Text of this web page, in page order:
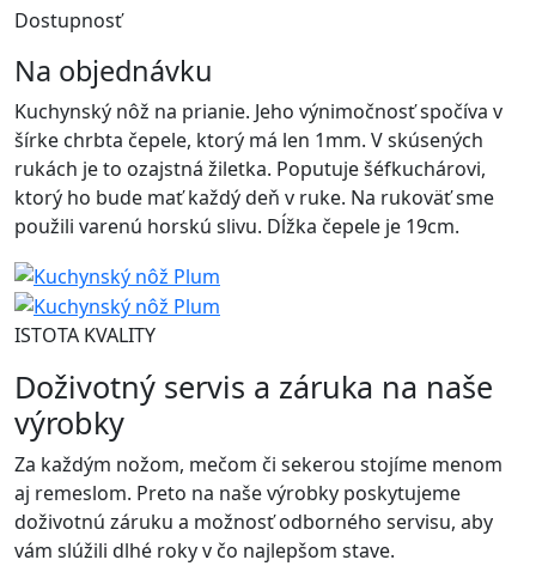
Dostupnosť
Na objednávku
Kuchynský nôž na prianie. Jeho výnimočnosť spočíva v
šírke chrbta čepele, ktorý má len 1mm. V skúsených
rukách je to ozajstná žiletka. Poputuje šéfkuchárovi,
ktorý ho bude mať každý deň v ruke. Na rukoväť sme
použili varenú horskú slivu. Dĺžka čepele je 19cm.
ISTOTA KVALITY
Doživotný servis a záruka na naše
výrobky
Za každým nožom, mečom či sekerou stojíme menom
aj remeslom. Preto na naše výrobky poskytujeme
doživotnú záruku a možnosť odborného servisu, aby
vám slúžili dlhé roky v čo najlepšom stave.